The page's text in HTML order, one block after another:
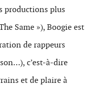
productions plus
Same »), Boogie est
de rappeurs
c’est-à-dire
et de plaire à